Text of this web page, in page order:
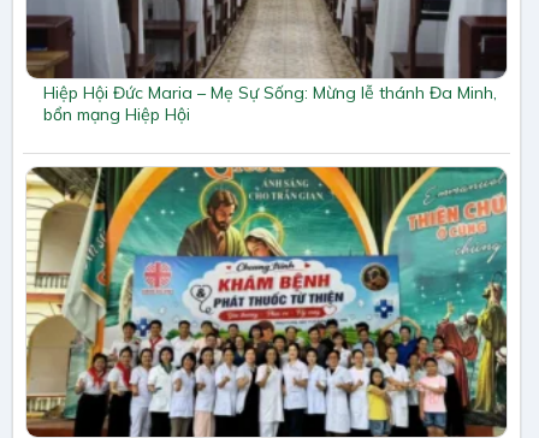
Hiệp Hội Đức Maria – Mẹ Sự Sống: Mừng lễ thánh Đa Minh,
bổn mạng Hiệp Hội